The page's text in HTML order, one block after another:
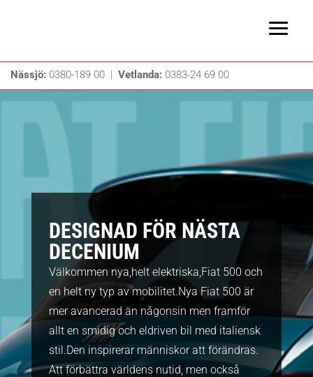
Nässjö: 0380-189 00 | Vetlanda: 0383-24 69 00
DESIGNAD FÖR NÄSTA
DECENIUM
Välkommen nya,helt elektriska,Fiat 500 och
en helt ny typ av mobilitet.Nya Fiat 500 är
mer avancerad än någonsin men framför
allt en smidig och eldriven bil med italiensk
stil.Den inspirerar människor att förändras.
Att förbättra världens nutid, men också